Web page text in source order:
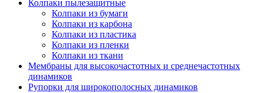
Колпаки пылезащитные
Колпаки из бумаги
Колпаки из карбона
Колпаки из пластика
Колпаки из пленки
Колпаки из ткани
Мембраны для высокочастотных и среднечастотных
динамиков
Рупорки для широкополосных динамиков